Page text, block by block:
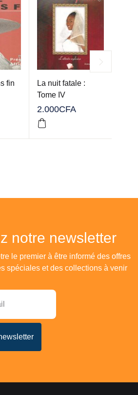
fin
La nuit fatale :
Tome IV
2.000CFA
notre newsletter
le premier à être informé des offres
spéciales et des collections à venir